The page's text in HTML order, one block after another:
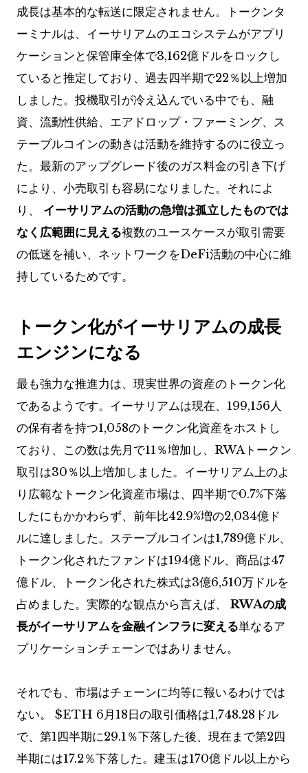
成長は基本的な転送に限定されません。トークンタ
ーミナルは、イーサリアムのエコシステムがアプリ
ケーションと保管庫全体で3,162億ドルをロックし
ていると推定しており、過去四半期で22％以上増加
しました。投機取引が冷え込んでいる中でも、融
資、流動性供給、エアドロップ・ファーミング、ス
テーブルコインの動きは活動を維持するのに役立っ
た。最新のアップグレード後のガス料金の引き下げ
により、小売取引も容易になりました。それによ
り、 イーサリアムの活動の急増は孤立したものでは
なく広範囲に見える複数のユースケースが取引需要
の低迷を補い、ネットワークをDeFi活動の中心に維
持しているためです。
トークン化がイーサリアムの成長
エンジンになる
最も強力な推進力は、現実世界の資産のトークン化
であるようです。イーサリアムは現在、199,156人
の保有者を持つ1,058のトークン化資産をホストし
ており、この数は先月で11％増加し、RWAトークン
取引は30％以上増加しました。イーサリアム上のよ
り広範なトークン化資産市場は、四半期で0.7%下落
したにもかかわらず、前年比42.9%増の2,034億ド
ルに達しました。ステーブルコインは1,789億ドル、
トークン化されたファンドは194億ドル、商品は47
億ドル、トークン化された株式は3億6,510万ドルを
占めました。実際的な観点から言えば、 RWAの成
長がイーサリアムを金融インフラに変える単なるア
プリケーションチェーンではありません。
それでも、市場はチェーンに均等に報いるわけでは
ない。 $ETH 6月18日の取引価格は1,748.28ドル
で、第1四半期に29.1％下落した後、現在まで第2四
半期には17.2％下落した。建玉は170億ドル以上から